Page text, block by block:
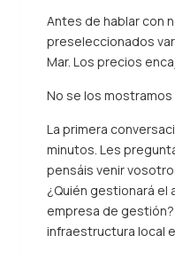
Antes de hablar con
preseleccionados
Mar. Los precios
No se los
La primera
minutos. Les
pensáis venir
¿Quién gestionará el
empresa de
infraestructura local